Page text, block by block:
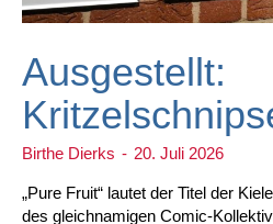
Ausgestellt:
Birthe Dierks - 20. Juli 2026
„Pure Fruit“ lautet der Titel der
des gleichnamigen Comic-